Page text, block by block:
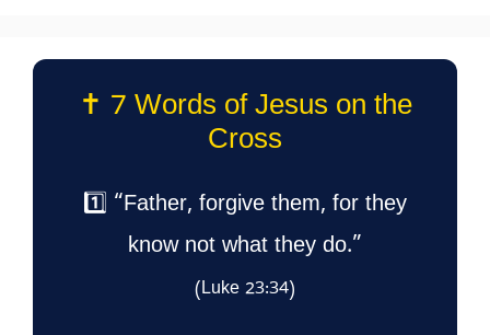
✝️ 7 Words of Jesus on the
Cross
1️⃣ “Father, forgive them, for they
know not what they do.”
(Luke 23:34)